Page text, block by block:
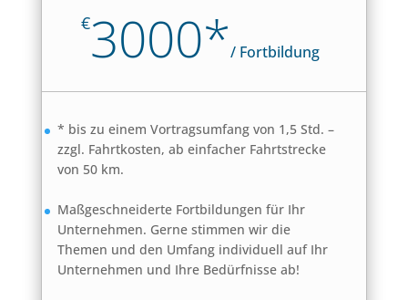
€3000*/ Fortbildung
* bis zu einem Vortragsumfang von 1,5 Std. –
zzgl. Fahrtkosten, ab einfacher Fahrtstrecke
von 50 km.
Maßgeschneiderte Fortbildungen für Ihr
Unternehmen. Gerne stimmen wir die
Themen und den Umfang individuell auf Ihr
Unternehmen und Ihre Bedürfnisse ab!